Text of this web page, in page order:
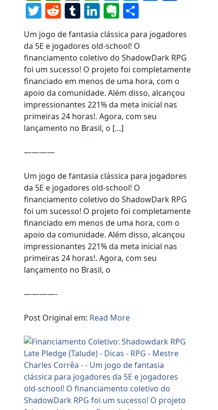
Twitter
Reddit
Tumblr
LinkedIn
Evernote
Um jogo de fantasia clássica para jogadores
da 5E e jogadores old-school! O
financiamento coletivo do ShadowDark RPG
foi um sucesso! O projeto foi completamente
financiado em menos de uma hora, com o
apoio da comunidade. Além disso, alcançou
impressionantes 221% da meta inicial nas
primeiras 24 horas!. Agora, com seu
lançamento no Brasil, o […]
————
Um jogo de fantasia clássica para jogadores
da 5E e jogadores old-school! O
financiamento coletivo do ShadowDark RPG
foi um sucesso! O projeto foi completamente
financiado em menos de uma hora, com o
apoio da comunidade. Além disso, alcançou
impressionantes 221% da meta inicial nas
primeiras 24 horas!. Agora, com seu
lançamento no Brasil, o
————-
Post Original em: Read More